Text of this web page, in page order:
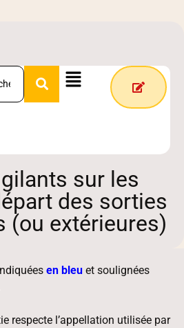
sur les
des sorties
(ou extérieures)
en bleu et soulignées
respecte l’appellation utilisée par